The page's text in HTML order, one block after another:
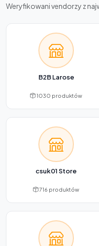
Weryfikowani vendorzy z
B2B Larose
1030 produktów
csuk01 Store
716 produktów